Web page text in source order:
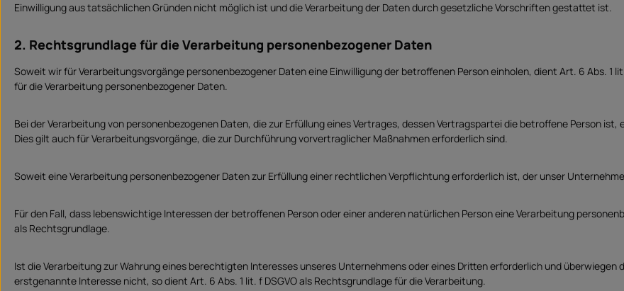
Einwilligung aus tatsächlichen Gründen nicht möglich ist und die Verarbeitung der Daten durch gesetzliche Vorschriften gestattet ist.
2. Rechtsgrundlage für die Verarbeitung personenbezogener Daten
Soweit wir für Verarbeitungsvorgänge personenbezogener Daten eine Einwilligung der betroffenen Person einholen, dient Art. 6 Abs. 1
für die Verarbeitung personenbezogener Daten.
Bei der Verarbeitung von personenbezogenen Daten, die zur Erfüllung eines Vertrages, dessen Vertragspartei die betroffene Person
Dies gilt auch für Verarbeitungsvorgänge, die zur Durchführung vorvertraglicher Maßnahmen erforderlich sind.
Soweit eine Verarbeitung personenbezogener Daten zur Erfüllung einer rechtlichen Verpflichtung erforderlich ist, der unser
Für den Fall, dass lebenswichtige Interessen der betroffenen Person oder einer anderen natürlichen Person eine Verarbeitung
als Rechtsgrundlage.
Ist die Verarbeitung zur Wahrung eines berechtigten Interesses unseres Unternehmens oder eines Dritten erforderlich und
erstgenannte Interesse nicht, so dient Art. 6 Abs. 1 lit. f DSGVO als Rechtsgrundlage für die Verarbeitung.